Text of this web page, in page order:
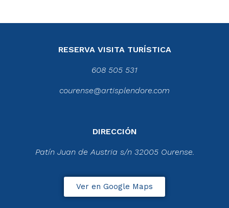
RESERVA VISITA TURÍSTICA
608 505 531
courense@artisplendore.com
DIRECCIÓN
Patín Juan de Austria s/n 32005 Ourense.
Ver en Google Maps